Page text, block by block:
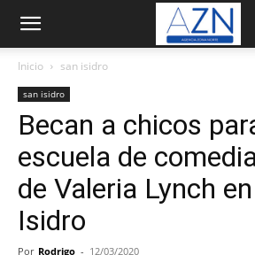
Inicio san isidro
san isidro
Becan a chicos
escuela de
de Valeria Lynch
Isidro
Por Rodrigo - 12/03/2020